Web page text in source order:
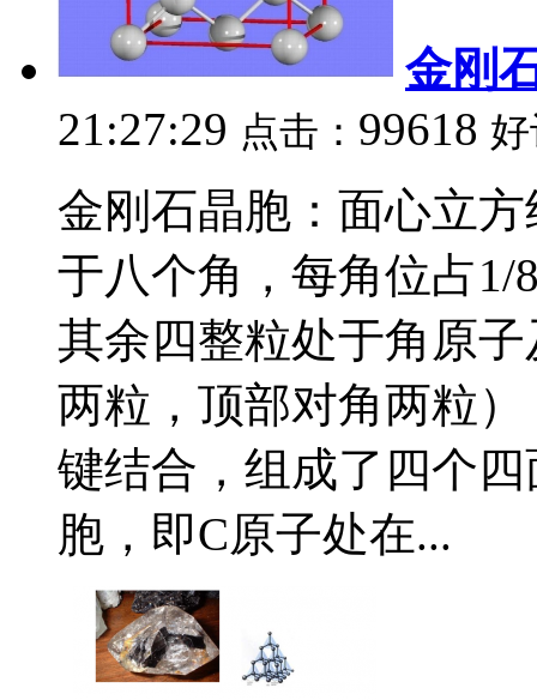
金刚
21:27:29 点击： 99618
金刚石晶胞：面心立
于八个角，每角位占1/
其余四整粒处于角原
两粒，顶部对角两粒
键结合，组成了四个
胞，即C原子处在...